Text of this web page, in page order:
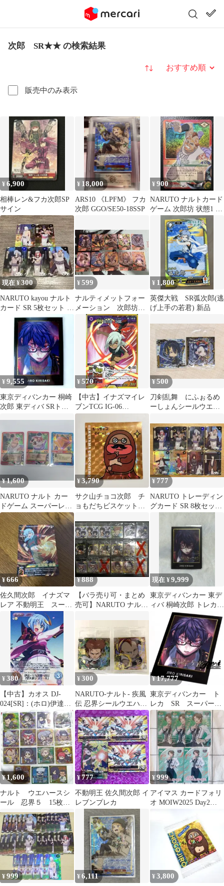
次郎 SR★★ の検索結果
販売中のみ表示
並び替え
¥6,900
相棒レン&フカ次郎SP
サイン
¥ 18,000
ARS10 《LPFM》 フカ
次郎 GGO/SE50-18SSP
¥900
NARUTO ナルトカード
ゲーム 次郎坊 状態1 SR
スーパーレア
現在 ¥300
NARUTO kayou ナルト
カード SR 5枚セット 正
¥599
ナルティメットフォー
メーション 次郎坊
鬼童丸 左近 多由也
¥ 1,800
英傑大戦 SR弧次郎(逃
げ上手の若君) 新品
¥ 9,555
東京ディバンカー 桐崎
次郎 東ディバ SRトレ
¥570
【中古】イナズマイレ
ブンTCG IG-06
043/068[SR]：佐久間 次
¥500
刀剣乱舞 にふぉるめ
ーしょんシールウエハ
郎太刀 2枚セット
¥1,600
NARUTO ナルト カー
ドゲーム スーパーレア
3枚セット 音の四人衆
¥3,790
サク山チョコ次郎 チ
ョもだちビスケット
ト レア
¥ 777
NARUTO トレーディン
グカード SR 8枚セッ
¥666
佐久間次郎 イナズマ
レア 不動明王 スーパ
ーレア
¥888
【バラ売り可・まとめ
売可】NARUTO ナルト
現在 ¥9,999
東京ディバンカー 東デ
ィバ 桐崎次郎 トレカ
¥380
【中古】カオス DJ-
024[SR]：(ホロ)伊達・
リカ次郎・政宗「聖天
使ジブリール」
¥300
NARUTO-ナルト- 疾風
伝 忍界シールウエハー
ス vol.5
¥ 17,777
東京ディバンカー ト
レカ SR スーパーレ
ア 箔押し 桐崎 次
郎 桐崎次郎
¥ 1,600
ナルト ウエハースシ
ール 忍界５ 15枚
まとめ売り
¥777
不動明王 佐久間次郎 イ
レブンプレカ
¥999
アイマス カードフォリ
オ MOIW2025 Day2
¥999 ¥6,111 ¥3,800